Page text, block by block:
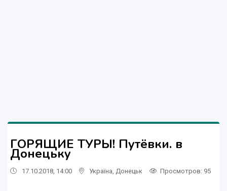
ГОРЯЩИЕ ТУРЫ! Путёвки. в
Донецьку
17.10.2018, 14:00 Україна Донецьк Просмотров: 95